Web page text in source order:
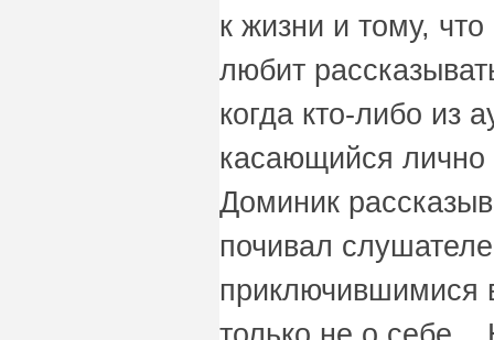
к жизни и тому,
любит
когда кто-либо из
касающийся лично
Доминик
почивал
приключившимися